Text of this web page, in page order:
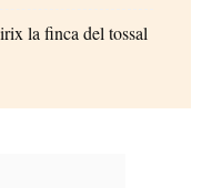
la finca del tossal